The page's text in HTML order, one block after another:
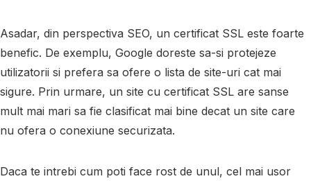
Asadar, din perspectiva SEO, un certificat SSL este foarte
benefic. De exemplu, Google doreste sa-si protejeze
utilizatorii si prefera sa ofere o lista de site-uri cat mai
sigure. Prin urmare, un site cu certificat SSL are sanse
mult mai mari sa fie clasificat mai bine decat un site care
nu ofera o conexiune securizata.
Daca te intrebi cum poti face rost de unul, cel mai usor